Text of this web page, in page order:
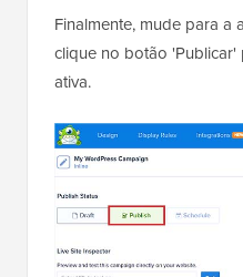
Finalmente, mude para
clique no botão 'Publicar'
ativa.